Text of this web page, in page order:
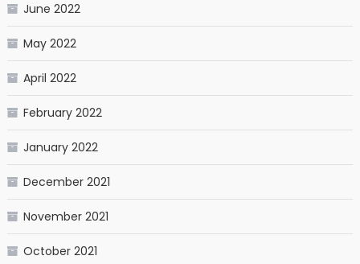
June 2022
May 2022
April 2022
February 2022
January 2022
December 2021
November 2021
October 2021